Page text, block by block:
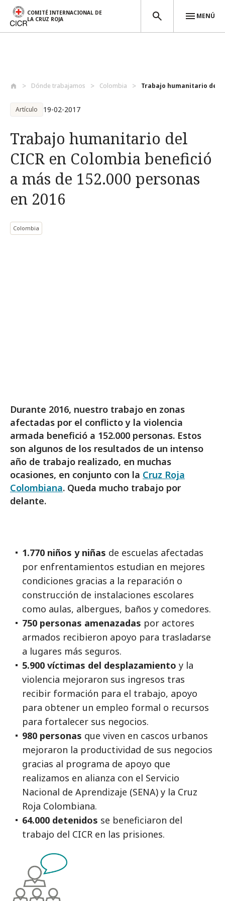
COMITÉ INTERNACIONAL DE
LA CRUZ ROJA
MENÚ
Dónde trabajamos Colombia Trabajo humanitario del
Artículo 19-02-2017
Trabajo humanitario del
CICR en Colombia benefició
a más de 152.000 personas
en 2016
Colombia
Durante 2016, nuestro trabajo en zonas
afectadas por el conflicto y la violencia
armada benefició a 152.000 personas. Estos
son algunos de los resultados de un intenso
año de trabajo realizado, en muchas
ocasiones, en conjunto con la Cruz Roja
Colombiana. Queda mucho trabajo por
delante.
1.770 niños y niñas de escuelas afectadas
por enfrentamientos estudian en mejores
condiciones gracias a la reparación o
construcción de instalaciones escolares
como aulas, albergues, baños y comedores.
750 personas amenazadas por actores
armados recibieron apoyo para trasladarse
a lugares más seguros.
5.900 víctimas del desplazamiento y la
violencia mejoraron sus ingresos tras
recibir formación para el trabajo, apoyo
para obtener un empleo formal o recursos
para fortalecer sus negocios.
980 personas que viven en cascos urbanos
mejoraron la productividad de sus negocios
gracias al programa de apoyo que
realizamos en alianza con el Servicio
Nacional de Aprendizaje (SENA) y la Cruz
Roja Colombiana.
64.000 detenidos se beneficiaron del
trabajo del CICR en las prisiones.